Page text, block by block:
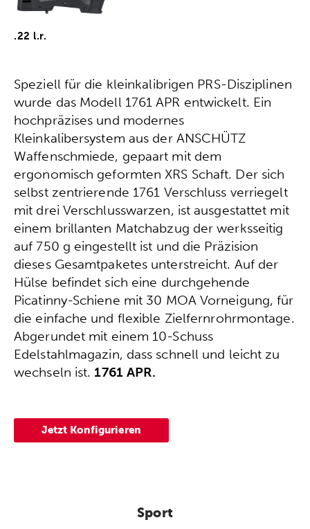
.22 l.r.
Speziell für die kleinkalibrigen PRS-Disziplinen
wurde das Modell 1761 APR entwickelt. Ein
hochpräzises und modernes
Kleinkalibersystem aus der ANSCHÜTZ
Waffenschmiede, gepaart mit dem
ergonomisch geformten XRS Schaft. Der sich
selbst zentrierende 1761 Verschluss verriegelt
mit drei Verschlusswarzen, ist ausgestattet mit
einem brillanten Matchabzug der werksseitig
auf 750 g eingestellt ist und die Präzision
dieses Gesamtpaketes unterstreicht. Auf der
Hülse befindet sich eine durchgehende
Picatinny-Schiene mit 30 MOA Vorneigung, für
die einfache und flexible Zielfernrohrmontage.
Abgerundet mit einem 10-Schuss
Edelstahlmagazin, dass schnell und leicht zu
wechseln ist. 1761 APR.
Jetzt Konfigurieren
Sport